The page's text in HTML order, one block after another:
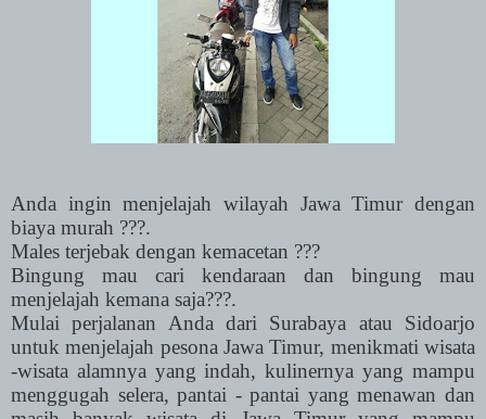
Anda ingin menjelajah wilayah Jawa Timur dengan
biaya murah ???.
Males terjebak dengan kemacetan ???
Bingung mau cari kendaraan dan bingung mau
menjelajah kemana saja???.
Mulai perjalanan Anda dari Surabaya atau Sidoarjo
untuk menjelajah pesona Jawa Timur, menikmati wisata
-wisata alamnya yang indah, kulinernya yang mampu
menggugah selera, pantai - pantai yang menawan dan